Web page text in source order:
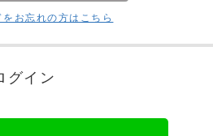
お忘れの方はこちら
グイン